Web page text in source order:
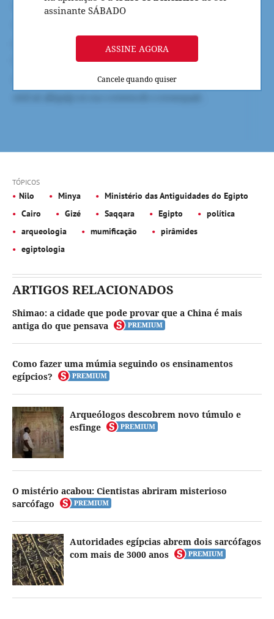
assinante SÁBADO
ASSINE AGORA
Cancele quando quiser
TÓPICOS
Nilo Minya
Ministério das Antiguidades do Egipto
Cairo
Gizé Saqqara Egipto
política
arqueologia
mumificação
pirâmides
egiptologia
ARTIGOS RELACIONADOS
Shimao: a cidade que pode provar que a China é mais
antiga do que pensava
Como fazer uma múmia seguindo os ensinamentos
egípcios?
Arqueólogos descobrem novo túmulo e
esfinge
O mistério acabou: Cientistas abriram misterioso
sarcófago
Autoridades egípcias abrem dois sarcófagos
com mais de 3000 anos